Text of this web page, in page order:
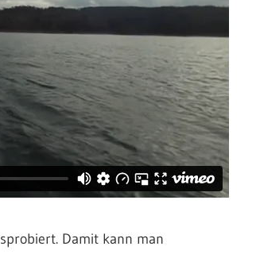
Damit kann man